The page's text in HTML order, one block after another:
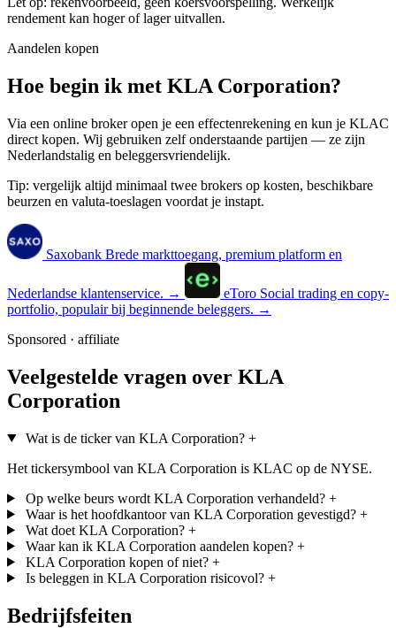
rendement kan hoger of lager uitvallen.
Aandelen kopen
Hoe begin ik met KLA Corporation?
Via een online broker open je een effectenrekening en kun je KLAC
direct kopen. Wij gebruiken zelf onderstaande partijen — ze zijn
Nederlandstalig en beleggersvriendelijk.
Tip: vergelijk altijd minimaal twee brokers op kosten, beschikbare
beurzen en valuta-toeslagen voordat je instapt.
Saxobank Brede markttoegang, premium platform en
Nederlandse klantenservice. → eToro Social trading en copy-
portfolio, populair bij beginnende beleggers. →
Sponsored · affiliate
Veelgestelde vragen over KLA
Corporation
Wat is de ticker van KLA Corporation? +
Het tickersymbool van KLA Corporation is KLAC op de NYSE.
Op welke beurs wordt KLA Corporation verhandeld? +
Waar is het hoofdkantoor van KLA Corporation gevestigd? +
Wat doet KLA Corporation? +
Waar kan ik KLA Corporation aandelen kopen? +
KLA Corporation kopen of niet? +
Is beleggen in KLA Corporation risicovol? +
Bedrijfsfeiten